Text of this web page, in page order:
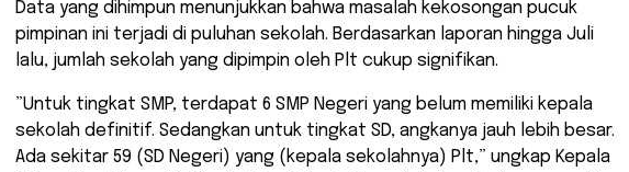
​Data yang dihimpun menunjukkan bahwa masalah kekosongan pucuk
pimpinan ini terjadi di puluhan sekolah. Berdasarkan laporan hingga Juli
lalu, jumlah sekolah yang dipimpin oleh Plt cukup signifikan.
​”Untuk tingkat SMP, terdapat 6 SMP Negeri yang belum memiliki kepala
sekolah definitif. Sedangkan untuk tingkat SD, angkanya jauh lebih besar.
Ada sekitar 59 (SD Negeri) yang (kepala sekolahnya) Plt,” ungkap Kepala